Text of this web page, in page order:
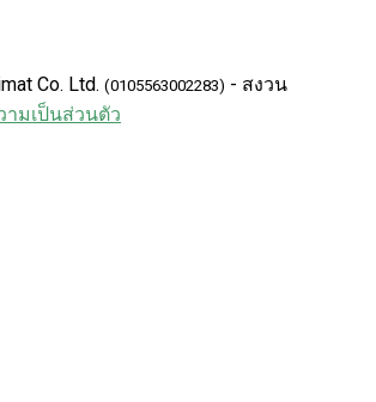
Co. Ltd. (0105563002283) - สงวน
ามเป็นส่วนตัว